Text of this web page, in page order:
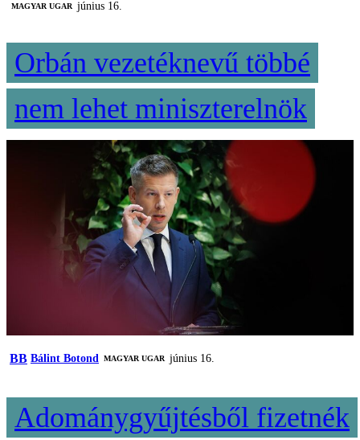
MAGYAR UGAR június 16.
Orbán vezetéknevű többé
nem lehet miniszterelnök
BB Bálint Botond MAGYAR UGAR június 16.
Adománygyűjtésből fizetnék